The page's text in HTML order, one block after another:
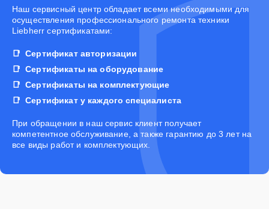
Наш сервисный центр обладает всеми необходимыми для
осуществления профессионального ремонта техники
Liebherr сертификатами:
Сертификат авторизации
Сертификаты на оборудование
Сертификаты на комплектующие
Сертификат у каждого специалиста
При обращении в наш сервис клиент получает
компетентное обслуживание, а также гарантию до 3 лет на
все виды работ и комплектующих.